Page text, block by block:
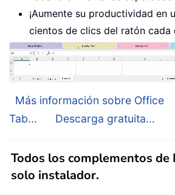
¡Aumente su productividad en
cientos de clics del ratón cada
Más información sobre Office
Tab...
Descarga gratuita...
Todos los complementos de
solo instalador.